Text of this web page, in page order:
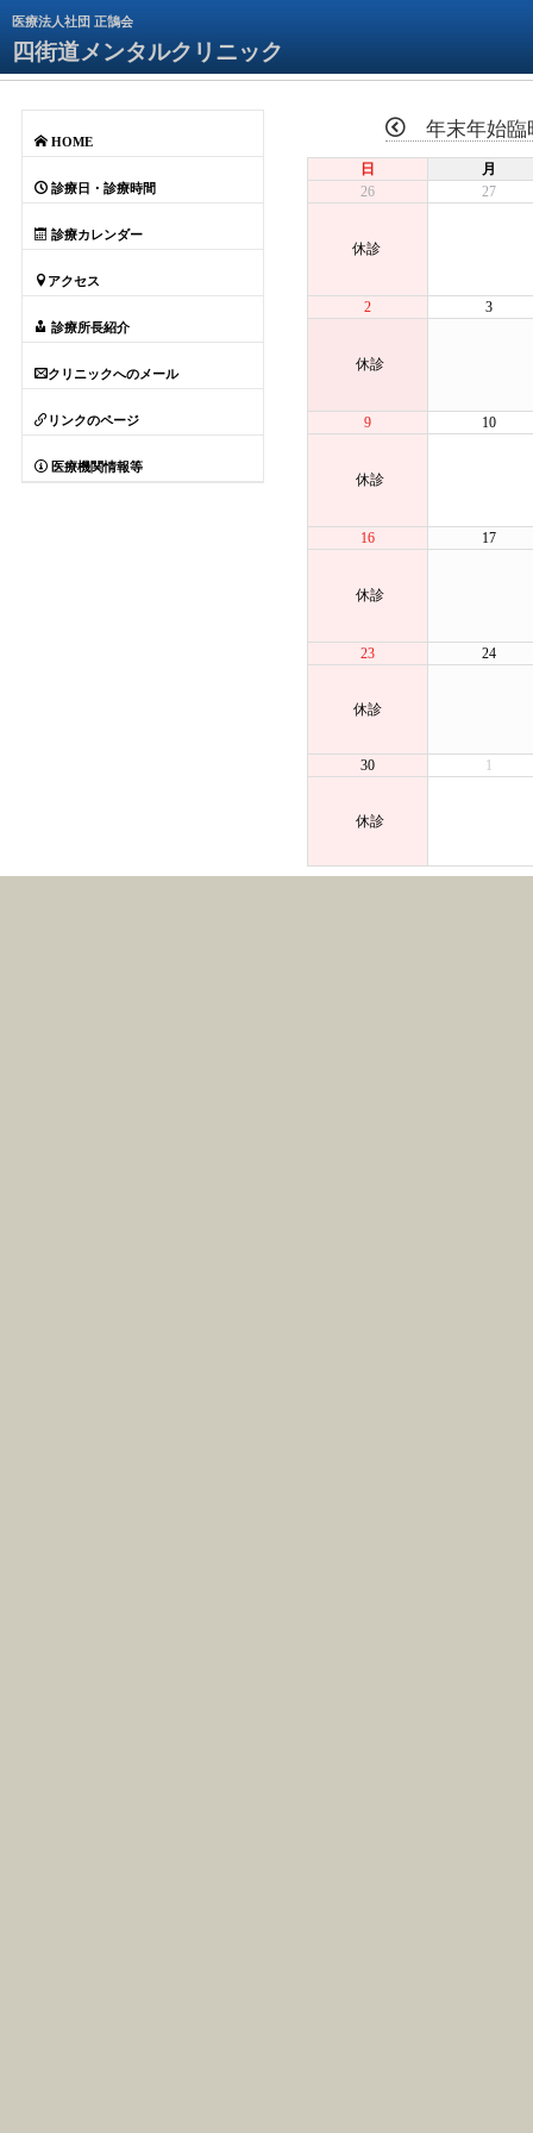
医療法人社団 正鵠会
四街道メンタルクリニック
年末年始臨
日
月
26
27
休診
2 3
休診
9 10
休診
16 17
休診
23 24
休診
30 1
休診
HOME
診療日・診療時間
診療カレンダー
アクセス
診療所長紹介
クリニックへのメール
リンクのページ
医療機関情報等